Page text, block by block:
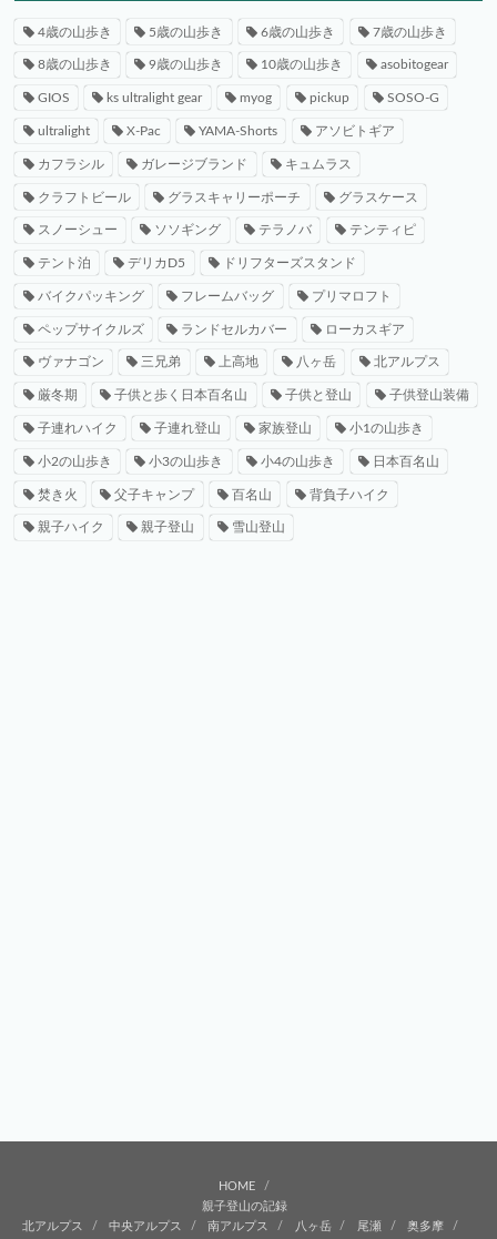
4歳の山歩き 5歳の山歩き 6歳の山歩き 7歳の山歩き
8歳の山歩き 9歳の山歩き 10歳の山歩き asobitogear
GIOS ks ultralight gear myog pickup SOSO-G
ultralight X-Pac YAMA-Shorts アソビトギア
カフラシル ガレージブランド キュムラス
クラフトビール グラスキャリーポーチ グラスケース
スノーシュー ソソギング テラノバ テンティピ
テント泊 デリカD5 ドリフターズスタンド
バイクパッキング フレームバッグ プリマロフト
ペップサイクルズ ランドセルカバー ローカスギア
ヴァナゴン 三兄弟 上高地 八ヶ岳 北アルプス
厳冬期 子供と歩く日本百名山 子供と登山 子供登山装備
子連れハイク 子連れ登山 家族登山 小1の山歩き
小2の山歩き 小3の山歩き 小4の山歩き 日本百名山
焚き火 父子キャンプ 百名山 背負子ハイク
親子ハイク 親子登山 雪山登山
HOME
親子登山の記録
北アルプス
中央アルプス 南アルプス 八ヶ岳 尾瀬 奥多摩